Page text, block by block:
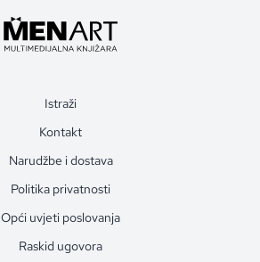
Istraži
Kontakt
Narudžbe i dostava
Politika privatnosti
Opći uvjeti poslovanja
Raskid ugovora